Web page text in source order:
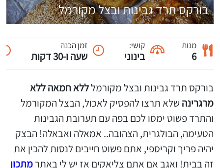
בורקס תרד גבינות ובצל מקורמל
מנות
6
קושי:
בינוני
זמן הכנה
שעה ו-30 דקות
בורקס תרד גבינות ובצל מקורמלללא חמאה ללא
מרגרינה שלא תרצו להפסיק לאכול, הבצל המקורמל
והתרד פשוט ימסו לכם בפה עם תערובת הגבינות
הטעימה, הבולגרית, הצהובה.. אמאלה ואבאלה! הבצק
יהיה פריך וקריספי, אתם פשוט חייבים לנסות להכין את
זה בבית! ואגב אם אתם צליאקים אז יש לי באתרמתכון